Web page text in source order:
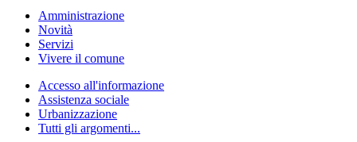
Amministrazione
Novità
Servizi
Vivere il comune
Accesso all'informazione
Assistenza sociale
Urbanizzazione
Tutti gli argomenti...